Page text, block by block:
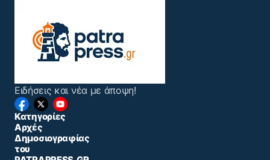
Ειδήσεις και νέα με άποψη!
Κατηγορίες
Αρχές
Δημοσιογραφίας
του